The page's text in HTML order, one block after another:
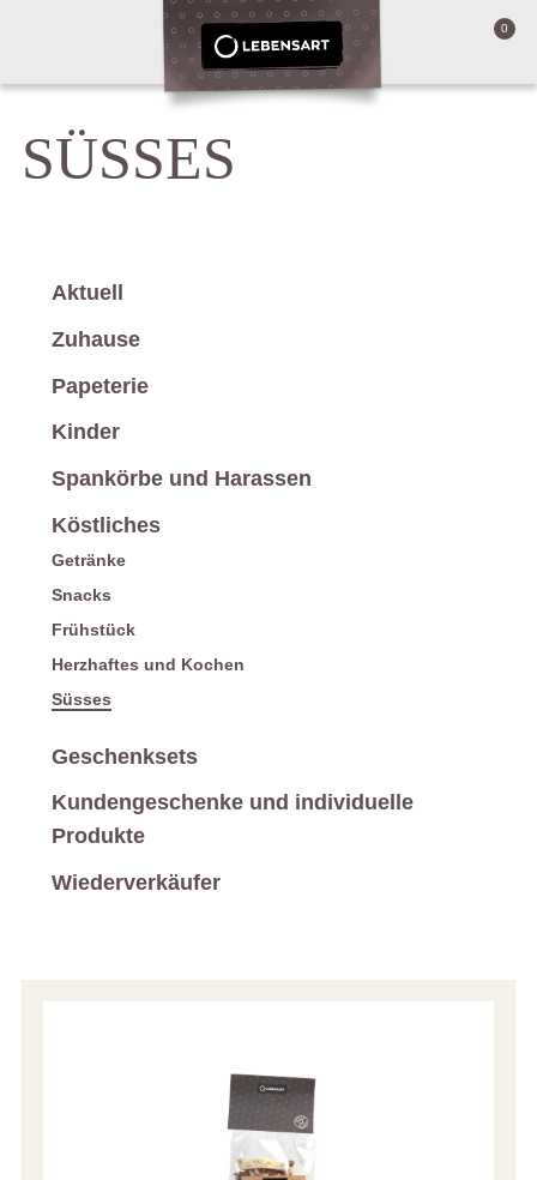
0
SÜSSES
Aktuell
Zuhause
Papeterie
Kinder
Spankörbe und Harassen
Köstliches
Getränke
Snacks
Frühstück
Herzhaftes und Kochen
Süsses
Geschenksets
Kundengeschenke und individuelle
Produkte
Wiederverkäufer